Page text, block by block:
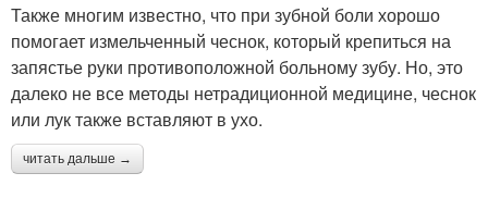
Также многим известно, что при зубной боли хорошо
помогает измельченный чеснок, который крепиться на
запястье руки противоположной больному зубу. Но, это
далеко не все методы нетрадиционной медицине, чеснок
или лук также вставляют в ухо.
читать дальше →